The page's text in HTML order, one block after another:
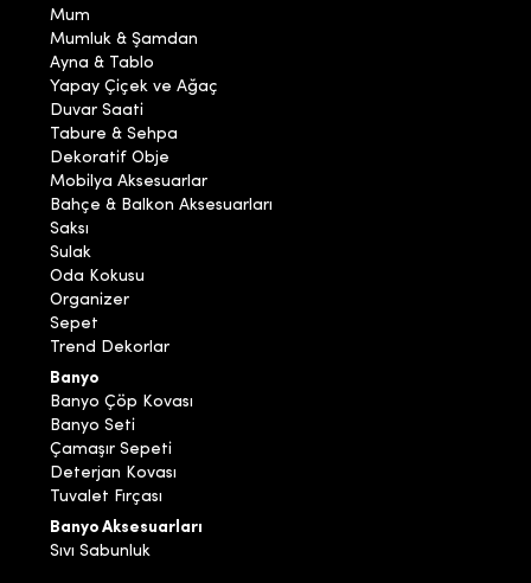
Mum
Mumluk & Şamdan
Ayna & Tablo
Yapay Çiçek ve Ağaç
Duvar Saati
Tabure & Sehpa
Dekoratif Obje
Mobilya Aksesuarlar
Bahçe & Balkon Aksesuarları
Saksı
Sulak
Oda Kokusu
Organizer
Sepet
Trend Dekorlar
Banyo
Banyo Çöp Kovası
Banyo Seti
Çamaşır Sepeti
Deterjan Kovası
Tuvalet Fırçası
Banyo Aksesuarları
Sıvı Sabunluk